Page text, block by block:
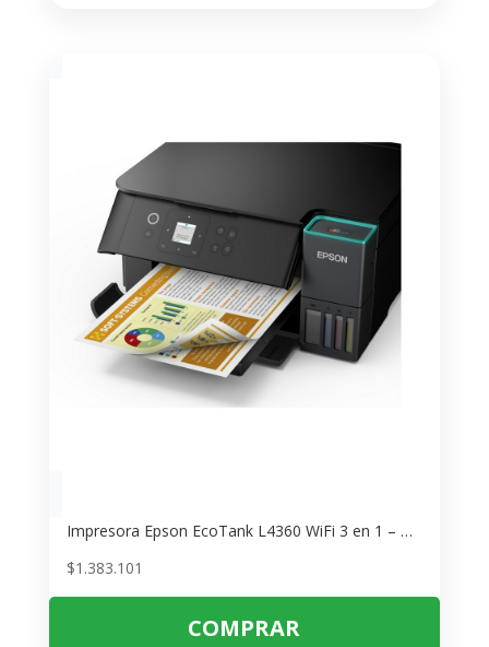
Impresora Epson EcoTank L4360 WiFi 3 en 1 – Multifuncional para Oficina
$1.383.101
COMPRAR